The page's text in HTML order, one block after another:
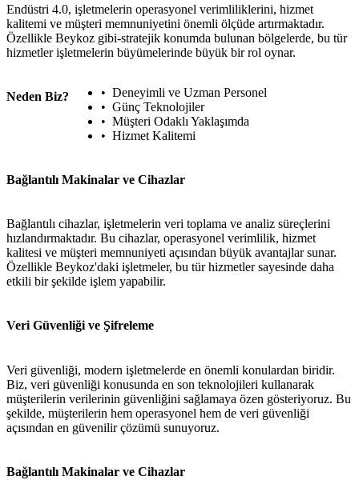
Endüstri 4.0, işletmelerin operasyonel verimliliklerini, hizmet
kalitemi ve müşteri memnuniyetini önemli ölçüde artırmaktadır.
Özellikle Beykoz gibi-stratejik konumda bulunan bölgelerde, bu tür
hizmetler işletmelerin büyümelerinde büyük bir rol oynar.
Neden Biz?
Deneyimli ve Uzman Personel
Günç Teknolojiler
Müşteri Odaklı Yaklaşımda
Hizmet Kalitemi
Bağlantılı Makinalar ve Cihazlar
Bağlantılı cihazlar, işletmelerin veri toplama ve analiz süreçlerini
hızlandırmaktadır. Bu cihazlar, operasyonel verimlilik, hizmet
kalitesi ve müşteri memnuniyeti açısından büyük avantajlar sunar.
Özellikle Beykoz'daki işletmeler, bu tür hizmetler sayesinde daha
etkili bir şekilde işlem yapabilir.
Veri Güvenliği ve Şifreleme
Veri güvenliği, modern işletmelerde en önemli konulardan biridir.
Biz, veri güvenliği konusunda en son teknolojileri kullanarak
müşterilerin verilerinin güvenliğini sağlamaya özen gösteriyoruz. Bu
şekilde, müşterilerin hem operasyonel hem de veri güvenliği
açısından en güvenilir çözümü sunuyoruz.
Bağlantılı Makinalar ve Cihazlar